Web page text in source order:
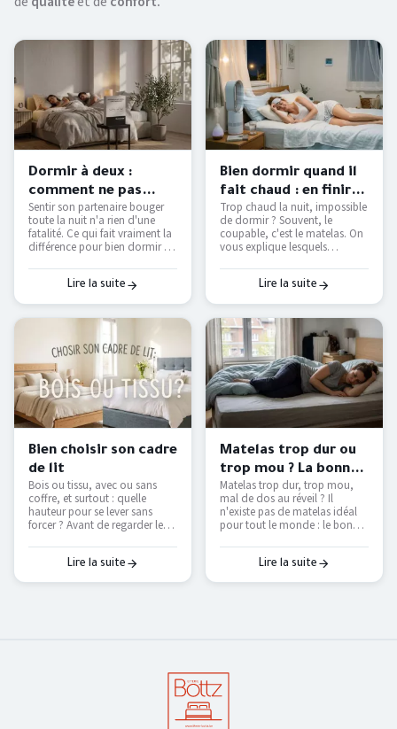
Dormir à deux :
comment ne pas
déranger son
partenaire ?
Sentir son partenaire bouger
toute la nuit n'a rien d'une
fatalité. Ce qui fait vraiment la
différence pour bien dormir à
avant d'acheter.
Lire la suite
Bien dormir quand il
fait chaud : en finir
avec les nuits moites
— Literie Bottz Liège
Trop chaud la nuit, impossible
de dormir ? Souvent, le
coupable, c'est le matelas. On
vous explique lesquels
vraiment, et comment
retrouver des nuits fraîches
sans tout remplacer.
Lire la suite
Bien choisir son cadre
de lit
Bois ou tissu, avec ou sans
coffre, et surtout : quelle
hauteur pour se lever sans
forcer ? Avant de regarder les
questions à se poser pour
choisir un cadre de lit qui dure
et qui vous facilite le
Lire la suite
Matelas trop dur ou
trop mou ? La bonne
fermeté selon votre
morphologie
Matelas trop dur, trop mou,
mal de dos au réveil ? Il
n'existe pas de matelas idéal
pour tout le monde : le bon
sommeil et de votre
corpulence. On vous explique
comment trouver le vôtre — et
Lire la suite